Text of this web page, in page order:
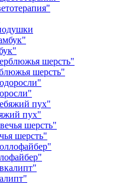
шерсть"
пух"
шерсть"